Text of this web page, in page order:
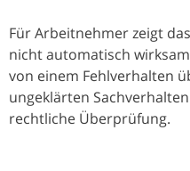
Für Arbeitnehmer zeigt
nicht automatisch
von einem Fehlverhalten
ungeklärten
rechtliche Überprüfung.